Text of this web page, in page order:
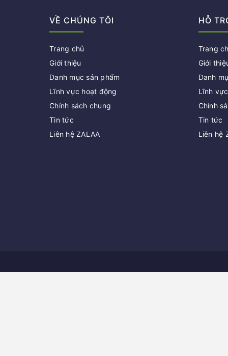
VỀ CHÚNG TÔI
Trang chủ
Giới thiệu
Danh mục sản phẩm
Lĩnh vực hoạt động
Chính sách chung
Tin tức
Liên hệ ZALAA
HỖ
Trang
Giới
Danh
Lĩnh
Chính
Tin tức
Liên hệ